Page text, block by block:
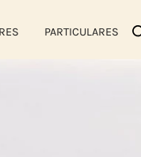
PARTICULARES